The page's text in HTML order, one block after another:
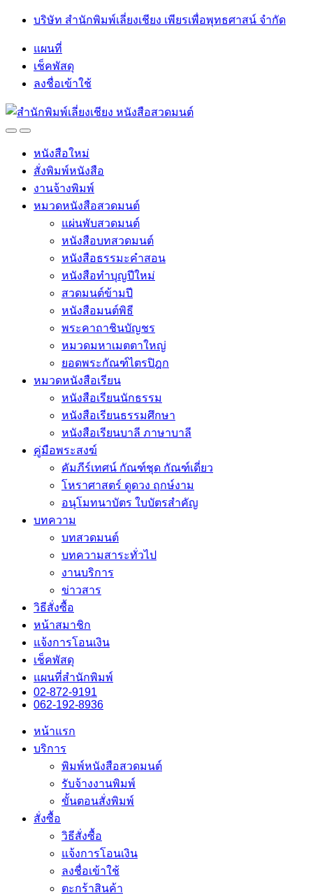
Skip
navigation
Skip
บริษัท สำนักพิมพ์เลี่ยงเชียง เพียรเพื่อพุทธศาสน์ จำกัด
แผนที่
เช็คพัสดุ
ลงชื่อเข้าใช้
OpenClose
หนังสือใหม่
สั่งพิมพ์หนังสือ
งานจ้างพิมพ์
หมวดหนังสือสวดมนต์
แผ่นพับสวดมนต์
หนังสือบทสวดมนต์
หนังสือธรรมะคำสอน
หนังสือทำบุญปีใหม่
สวดมนต์ข้ามปี
หนังสือมนต์พิธี
พระคาถาชินบัญชร
หมวดมหาเมตตาใหญ่
ยอดพระกัณฑ์ไตรปิฎก
หมวดหนังสือเรียน
หนังสือเรียนนักธรรม
หนังสือเรียนธรรมศึกษา
หนังสือเรียนบาลี ภาษาบาลี
คู่มือพระสงฆ์
คัมภีร์เทศน์ กัณฑ์ชุด กัณฑ์เดี่ยว
โหราศาสตร์ ดูดวง ฤกษ์งาม
อนุโมทนาบัตร ใบบัตรสำคัญ
บทความ
บทสวดมนต์
บทความสาระทั่วไป
งานบริการ
ข่าวสาร
วิธีสั่งซื้อ
หน้าสมาชิก
แจ้งการโอนเงิน
เช็คพัสดุ
แผนที่สำนักพิมพ์
02-872-9191
062-192-8936
หน้าแรก
บริการ
พิมพ์หนังสือสวดมนต์
รับจ้างงานพิมพ์
ขั้นตอนสั่งพิมพ์
สั่งซื้อ
วิธีสั่งซื้อ
แจ้งการโอนเงิน
ลงชื่อเข้าใช้
ตะกร้าสินค้า